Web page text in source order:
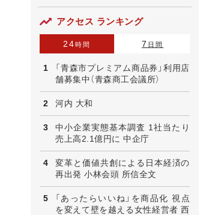
アクセス ランキング
24時間 7 日間
「青森市プレミアム商品券」利用店
舗募集中（青森商工会議所）
河内 大和
中小企業実態基本調査 1社当たり
売上高2.1億円に 中企庁
変革と価値共創による日本経済の
再出発 小林会頭 所信全文
「あったらいいね」を商品化 視点
を変えて壁を越える女性経営者 西